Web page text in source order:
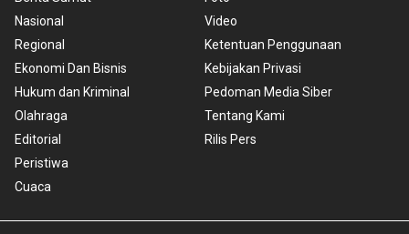
Nasional
Regional
Ekonomi Dan Bisnis
Hukum dan Kriminal
Olahraga
Editorial
Peristiwa
Cuaca
Video
Ketentuan Penggunaan
Kebijakan Privasi
Pedoman Media Siber
Tentang Kami
Rilis Pers